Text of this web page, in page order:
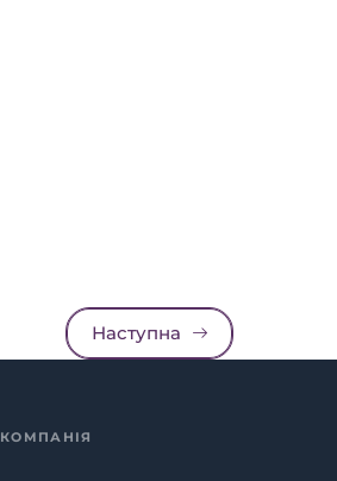
Наступна
КОМПАНІЯ